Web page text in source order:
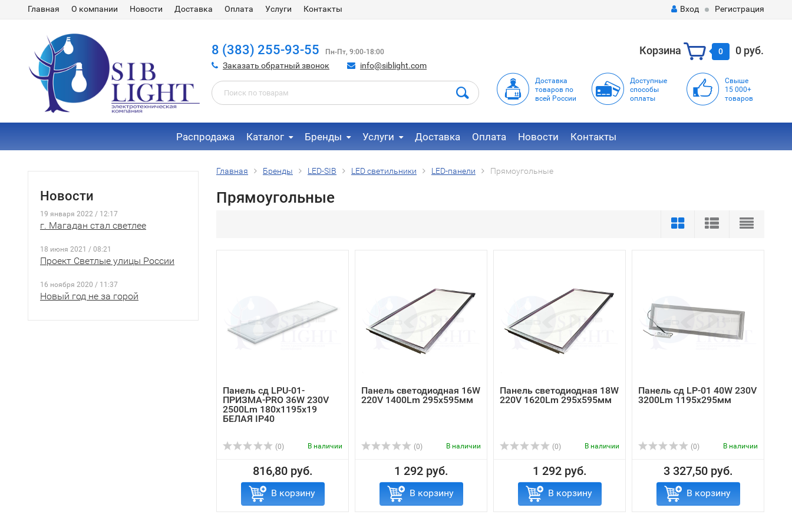
Главная О компании Новости Доставка Оплата Услуги Контакты Вход Регистрация
8 (383) 255-93-55 Пн-Пт, 9:00-18:00
Заказать обратный звонок info@siblight.com
Корзина 0 0 руб.
Доставка
товаров по
всей России
Доступные
способы
оплаты
Свыше
15 000+
товаров
Распродажа Каталог Бренды Услуги Доставка Оплата Новости Контакты
Новости
19 января 2022 / 12:17
г. Магадан стал светлее
18 июня 2021 / 08:21
Проект Светлые улицы России
16 ноября 2020 / 11:37
Новый год не за горой
Главная Бренды LED-SIB LED светильники LED-панели Прямоугольные
Прямоугольные
Панель сд LPU-01-
ПРИЗМА-PRO 36W 230V
2500Lm 180х1195х19
БЕЛАЯ IP40
(0) В наличии
816,80 руб.
В корзину
Панель светодиодная 16W
220V 1400Lm 295х595мм
(0) В наличии
1 292 руб.
В корзину
Панель светодиодная 18W
220V 1620Lm 295х595мм
(0) В наличии
1 292 руб.
В корзину
Панель сд LP-01 40W 230V
3200Lm 1195х295мм
(0) В наличии
3 327,50 руб.
В корзину